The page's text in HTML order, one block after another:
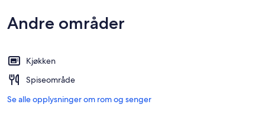
Andre områder
Kjøkken
Spiseområde
Se alle opplysninger om rom og senger